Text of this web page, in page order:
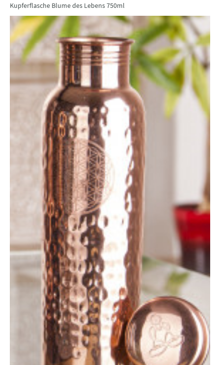
Kupferflasche Blume des Lebens 750ml